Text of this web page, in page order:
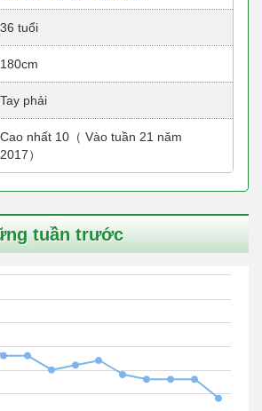
36 tuổi
180cm
Tay phải
Cao nhất 10（ Vào tuần 21 năm
2017）
tuần trước